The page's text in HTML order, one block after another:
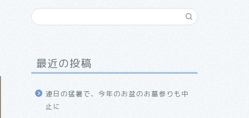
最近の投稿
連日の猛暑で、今年のお盆のお墓参りも中
止に